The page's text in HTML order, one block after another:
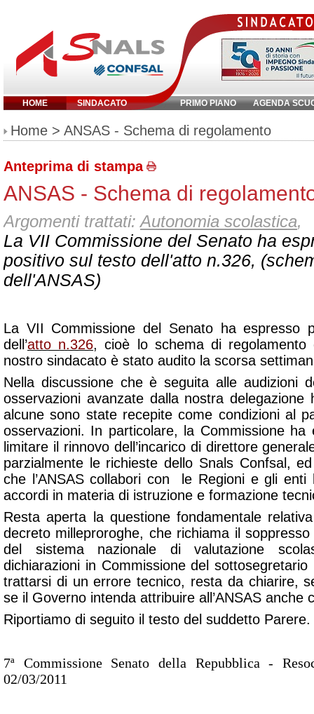
HOME SINDACATO PRIMO PIANO AGENDA
Inserisci parola chiave:
Home > ANSAS - Schema di regolamento
Anteprima di stampa
ANSAS - Schema di
Argomenti trattati:Autonomia scolastica,
La VII Commissione del Senato ha
positivo sul testo dell'atto n.326,
dell'ANSAS)
La VII Commissione del Senato ha espresso
dell’atto n.326, cioè lo schema di regolamento
nostro sindacato è stato audito la scorsa
Nella discussione che è seguita alle audizioni
osservazioni avanzate dalla nostra delegazione
alcune sono state recepite come condizioni al
osservazioni. In particolare, la Commissione ha
limitare il rinnovo dell’incarico di direttore
parzialmente le richieste dello Snals Confsal,
che l’ANSAS collabori con
le Regioni e gli enti
accordi in materia di istruzione e formazione
Resta aperta la questione fondamentale
decreto milleproroghe, che richiama il
del sistema nazionale di valutazione
dichiarazioni in Commissione del
trattarsi di un errore tecnico, resta da chiarire,
se il Governo intenda attribuire all’ANSAS anche
Riportiamo di seguito il testo del suddetto Parere.
7ª Commissione Senato della Repubblica -
02/03/2011